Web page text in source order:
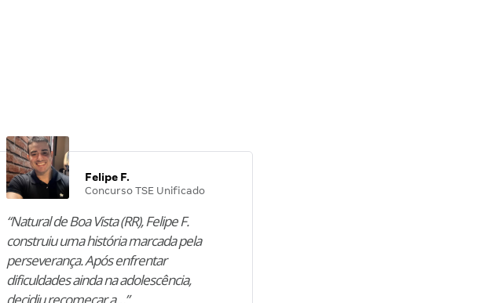
Felipe F.
Concurso TSE Unificado
“Natural de Boa Vista (RR), Felipe F.
construiu uma história marcada pela
perseverança. Após enfrentar
dificuldades ainda na adolescência,